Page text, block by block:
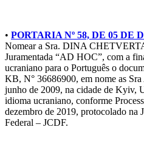
• PORTARIA Nº 58, DE 05 DE
Nomear a Sra. DINA
Juramentada “AD HOC”, com a
ucraniano para o Português o
KB, N° 36686900, em nome as
junho de 2009, na cidade de Kyiv,
idioma ucraniano, conforme
dezembro de 2019, protocolado na
Federal – JCDF.